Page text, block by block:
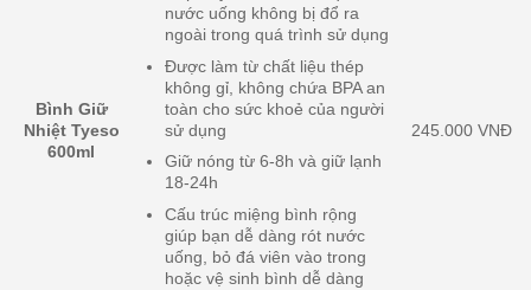
Bình Giữ
Nhiệt Tyeso
600ml
nước uống không bị đổ ra
ngoài trong quá trình sử dụng
Được làm từ chất liệu thép
không gỉ, không chứa BPA an
toàn cho sức khoẻ của người
sử dụng
Giữ nóng từ 6-8h và giữ lạnh
18-24h
Cấu trúc miệng bình rộng
giúp bạn dễ dàng rót nước
uống, bỏ đá viên vào trong
hoặc vệ sinh bình dễ dàng
245.000 VNĐ